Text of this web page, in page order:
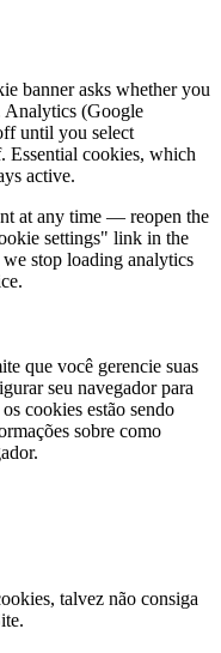
banner asks whether you
Analytics (Google
until you select
cookies, which
active.
at any time — reopen the
settings" link in the
stop loading analytics
que você gerencie suas
seu navegador para
cookies estão sendo
sobre como
talvez não consiga